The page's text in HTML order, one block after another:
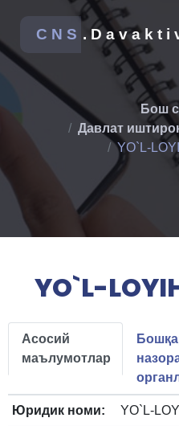
CNS
Бош
Давлат
YO`L-
YO`L-
Асосий
маълумотлар
Юридик номи: YO`L-